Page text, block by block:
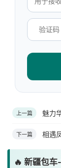
上一篇 魅力
下一篇 相遇
🔥 新疆包车